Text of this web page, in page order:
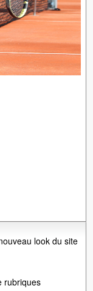
look du site
rubriques